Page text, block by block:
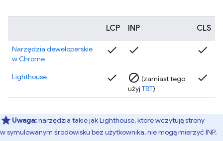
LCP INP CLS
Narzędzia deweloperskie
w Chrome
check check check
Lighthouse check block (zamiast tego
użyj TBT)
check
Uwaga:narzędzia takie jak Lighthouse, które wczytują strony
w symulowanym środowisku bez użytkownika, nie mogą mierzyć INP,